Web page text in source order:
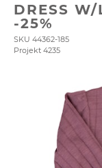
DRESS W/
-25%
SKU 44362-185
Projekt 4235